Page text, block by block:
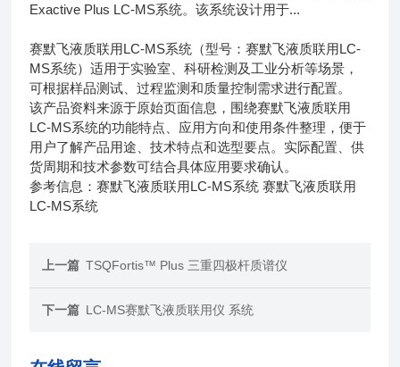
Exactive Plus LC-MS系统。该系统设计用于...
赛默飞液质联用LC-MS系统（型号：赛默飞液质联用LC-
MS系统）适用于实验室、科研检测及工业分析等场景，
可根据样品测试、过程监测和质量控制需求进行配置。
该产品资料来源于原始页面信息，围绕赛默飞液质联用
LC-MS系统的功能特点、应用方向和使用条件整理，便于
用户了解产品用途、技术特点和选型要点。实际配置、供
货周期和技术参数可结合具体应用要求确认。
参考信息：赛默飞液质联用LC-MS系统 赛默飞液质联用
LC-MS系统
上一篇 TSQFortis™ Plus 三重四极杆质谱仪
下一篇 LC-MS赛默飞液质联用仪 系统